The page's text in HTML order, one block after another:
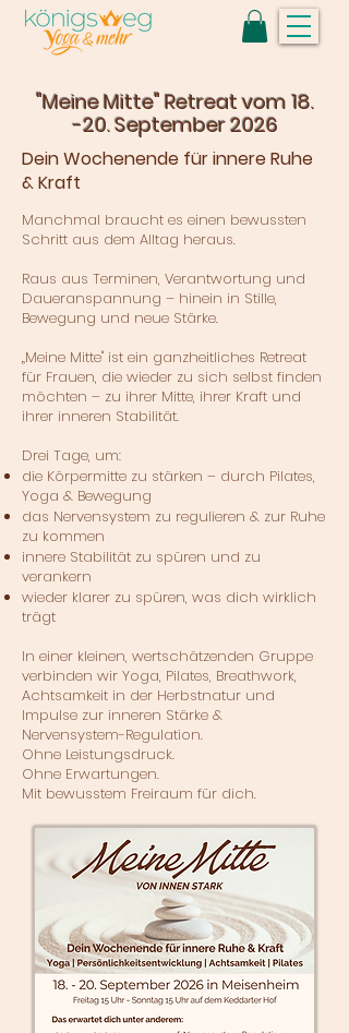
"Meine Mitte" Retreat vom 18.
-20. September 2026
Dein Wochenende für innere Ruhe
& Kraft
Manchmal braucht es einen bewussten
Schritt aus dem Alltag heraus.
Raus aus Terminen, Verantwortung und
Daueranspannung – hinein in Stille,
Bewegung und neue Stärke.
„Meine Mitte" ist ein ganzheitliches Retreat
für Frauen, die wieder zu sich selbst finden
möchten – zu ihrer Mitte, ihrer Kraft und
ihrer inneren Stabilität.
Drei Tage, um:
die Körpermitte zu stärken – durch Pilates,
Yoga & Bewegung
das Nervensystem zu regulieren & zur Ruhe
zu kommen
innere Stabilität zu spüren und zu
verankern
wieder klarer zu spüren, was dich wirklich
trägt​
In einer kleinen, wertschätzenden Gruppe
verbinden wir Yoga, Pilates, Breathwork,
Achtsamkeit in der Herbstnatur und
Impulse zur inneren Stärke &
Nervensystem-Regulation.
Ohne Leistungsdruck.
Ohne Erwartungen.
Mit bewusstem Freiraum für dich.